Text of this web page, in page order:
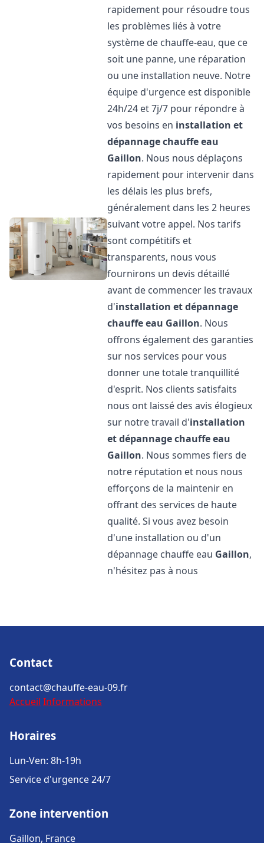
rapidement pour résoudre tous
les problèmes liés à votre
système de chauffe-eau, que ce
soit une panne, une réparation
ou une installation neuve. Notre
équipe d'urgence est disponible
24h/24 et 7j/7 pour répondre à
vos besoins en installation et
dépannage chauffe eau
Gaillon. Nous nous déplaçons
rapidement pour intervenir dans
les délais les plus brefs,
généralement dans les 2 heures
suivant votre appel. Nos tarifs
sont compétitifs et
transparents, nous vous
fournirons un devis détaillé
avant de commencer les travaux
d'installation et dépannage
chauffe eau Gaillon. Nous
offrons également des garanties
sur nos services pour vous
donner une totale tranquillité
d'esprit. Nos clients satisfaits
nous ont laissé des avis élogieux
sur notre travail d'installation
et dépannage chauffe eau
Gaillon. Nous sommes fiers de
notre réputation et nous nous
efforçons de la maintenir en
offrant des services de haute
qualité. Si vous avez besoin
d'une installation ou d'un
dépannage chauffe eau Gaillon,
n'hésitez pas à nous
Contact
contact@chauffe-eau-09.fr
Accueil Informations
Horaires
Lun-Ven: 8h-19h
Service d'urgence 24/7
Zone intervention
Gaillon, France